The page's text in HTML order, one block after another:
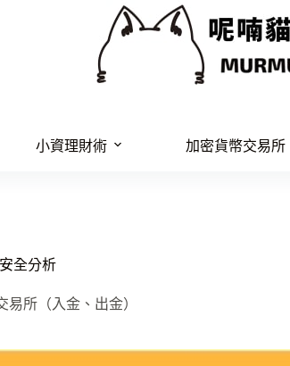
小資理財術 加密貨幣交易所
全分析
易所（入金、出金）